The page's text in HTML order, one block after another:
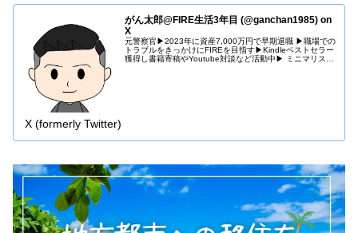
がん太郎@FIRE生活3年目 (@ganchan1985) on
X
元警察官▶︎2023年に資産7,000万円で早期退職 ▶︎職場での
トラブルをきっかけにFIREを目指す▶︎Kindleベストセラー
獲得し書籍寄稿やYoutube対談など活動中▶︎ ミニマリスト
X (formerly Twitter)